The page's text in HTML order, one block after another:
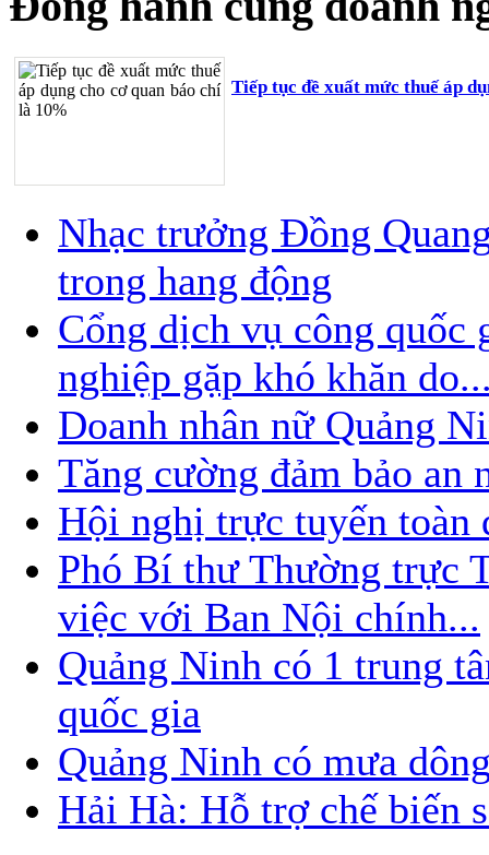
Tiếp tục đề xuất mức thuế áp
Nhạc trưởng Đồng
trong hang động
Cổng dịch vụ công quốc
nghiệp gặp khó khăn
Doanh nhân nữ Quảng
Tăng cường đảm bảo
Hội nghị trực tuyến toàn
Phó Bí thư Thường trực
việc với Ban Nội chính...
Quảng Ninh có 1 trung
quốc gia
Quảng Ninh có mưa
Hải Hà: Hỗ trợ chế biến